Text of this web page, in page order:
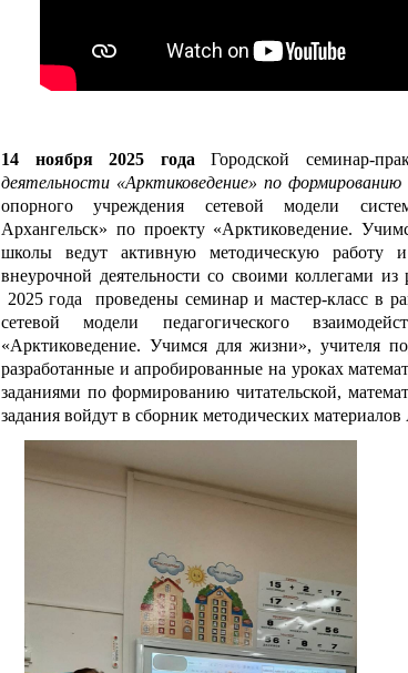
14 ноября 2025 года Городской семинар-
деятельности «Арктиковедение»по формированию
опорного учреждения сетевой модели
Архангельск» по проекту «Арктиковедение.
школы ведут активную методическую работу
внеурочной деятельности со своими коллегами
2025 года проведены семинар и мастер-класс в
сетевой модели педагогического
«Арктиковедение. Учимся для жизни», учителя
разработанные и апробированные на уроках
заданиями по формированию читательской,
задания войдут в сборник методических